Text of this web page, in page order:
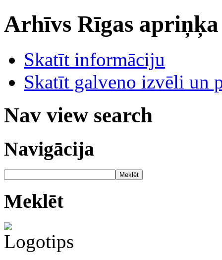
Arhīvs Rīgas
Skatīt informāciju
Skatīt galveno izvēli un
Nav view search
Navigācija
Meklēt
Meklēt